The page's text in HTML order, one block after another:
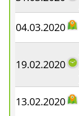
04.03.2020
19.02.2020
13.02.2020